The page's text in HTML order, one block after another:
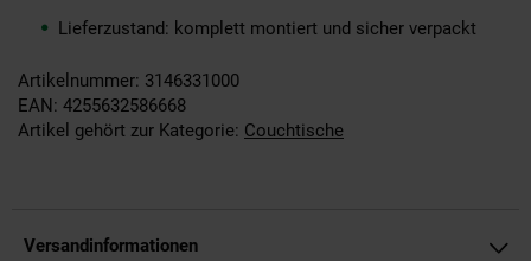
Lieferzustand: komplett montiert und sicher verpackt
Artikelnummer: 3146331000
EAN: 4255632586668
Artikel gehört zur Kategorie: Couchtische
Versandinformationen